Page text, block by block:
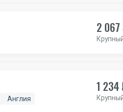
2
Англия
1 234